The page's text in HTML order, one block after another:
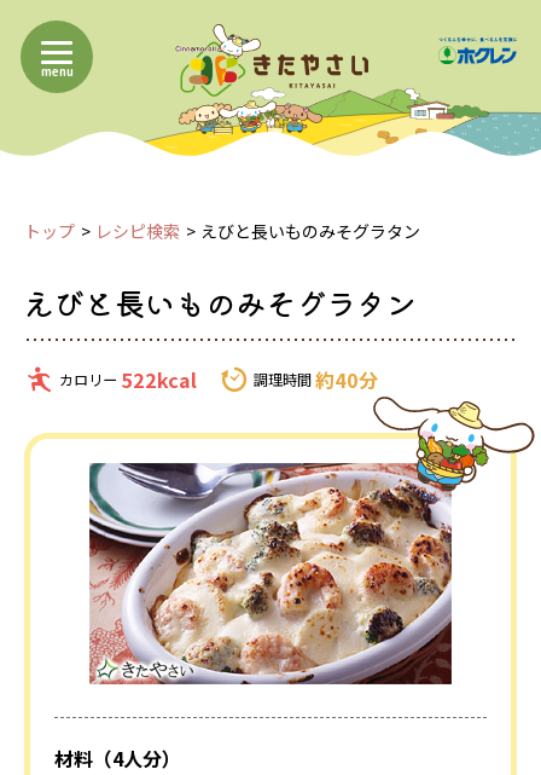
menu
トップ レシピ検索 えびと長いものみそグラタン
えびと長いものみそグラタン
カロリー 522kcal 調理時間 約40分
材料（4人分）